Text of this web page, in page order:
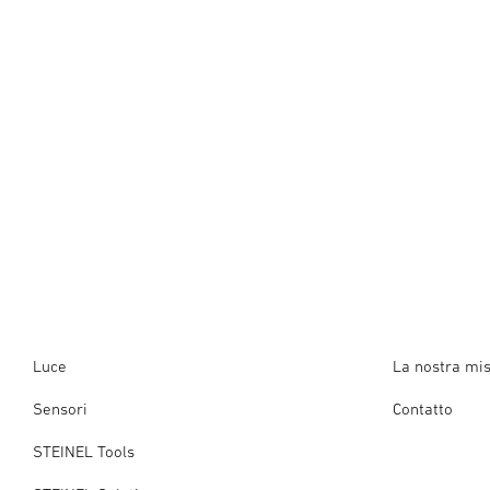
Luce
Sensori
STEINEL Tools
La nostra
Contatto